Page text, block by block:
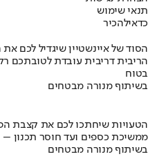
תנאי שימוש
כדאילהכיר
הסוד של איינשטיין שיגדיל לכם
הריבית דריבית עובדת לטובתכם
בטוח
בשיתוף מנורה מבטחים
הטעויות שיחתכו לכם את קצבת
ממשיכת כספים ועד חוסר תכנון
בשיתוף מנורה מבטחים